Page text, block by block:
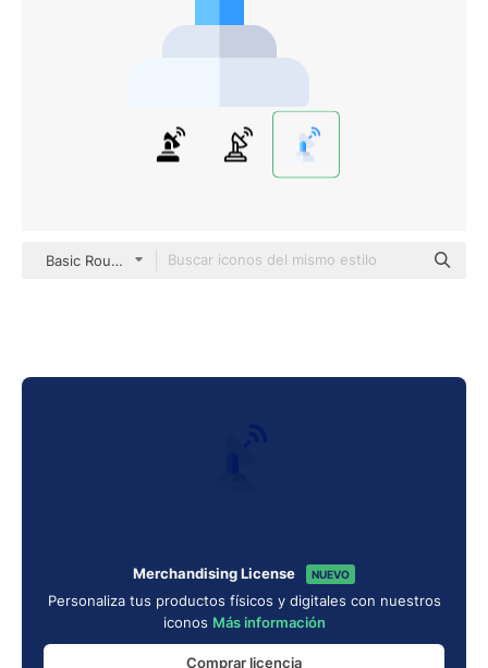
Basic Rounded Flat
Merchandising License NUEVO
Personaliza tus productos físicos y digitales con nuestros
iconos Más información
Comprar licencia